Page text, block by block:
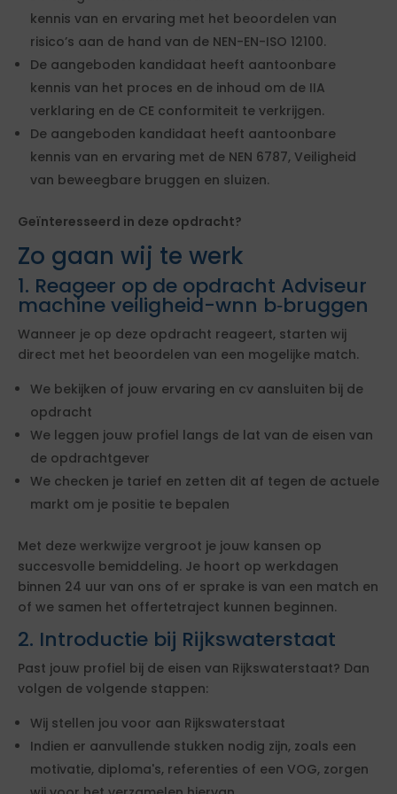
kennis van en ervaring met het beoordelen van
risico’s aan de hand van de NEN-EN-ISO 12100.
De aangeboden kandidaat heeft aantoonbare
kennis van het proces en de inhoud om de IIA
verklaring en de CE conformiteit te verkrijgen.
De aangeboden kandidaat heeft aantoonbare
kennis van en ervaring met de NEN 6787, Veiligheid
van beweegbare bruggen en sluizen.
Geïnteresseerd in deze opdracht?
Zo gaan wij te werk
1. Reageer op de opdracht Adviseur
machine veiligheid-wnn b‑bruggen
Wanneer je op deze opdracht reageert, starten wij
direct met het beoordelen van een mogelijke match.
We bekijken of jouw ervaring en cv aansluiten bij de
opdracht
We leggen jouw profiel langs de lat van de eisen van
de opdrachtgever
We checken je tarief en zetten dit af tegen de actuele
markt om je positie te bepalen
Met deze werkwijze vergroot je jouw kansen op
succesvolle bemiddeling. Je hoort op werkdagen
binnen 24 uur van ons of er sprake is van een match en
of we samen het offertetraject kunnen beginnen.
2. Introductie bij Rijkswaterstaat
Past jouw profiel bij de eisen van Rijkswaterstaat? Dan
volgen de volgende stappen:
Wij stellen jou voor aan Rijkswaterstaat
Indien er aanvullende stukken nodig zijn, zoals een
motivatie, diploma's, referenties of een VOG, zorgen